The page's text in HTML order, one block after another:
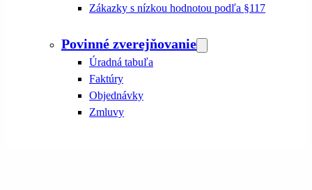
Zákazky s nízkou hodnotou podľa §117
Povinné zverejňovanie
Úradná tabuľa
Faktúry
Objednávky
Zmluvy